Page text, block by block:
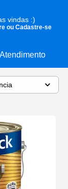
Atendimento
vindas :)
ou Cadastre-se